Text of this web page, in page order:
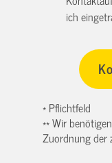
ich
* Pflichtfeld
** Wir
Zuordnung der